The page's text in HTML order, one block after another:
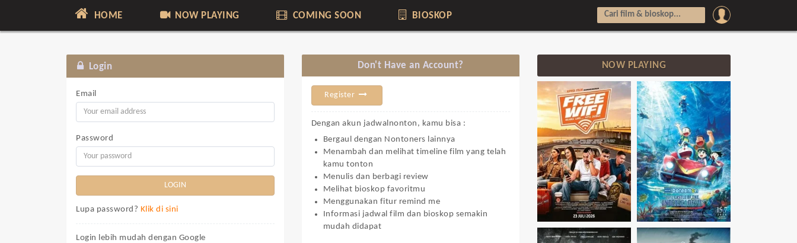
HOME NOW PLAYING COMING SOON BIOSKOP
Login
Email
Password
Lupa password? Klik di sini
Login lebih mudah dengan Google
Don't Have an Account?
Register
Dengan akun jadwalnonton, kamu bisa :
Bergaul dengan Nontoners lainnya
Menambah dan melihat timeline film yang telah
kamu tonton
Menulis dan berbagi review
Melihat bioskop favoritmu
Menggunakan fitur remind me
Informasi jadwal film dan bioskop semakin
mudah didapat
NOW PLAYING